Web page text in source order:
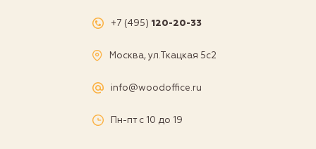
+7 (495) 120-20-33
Москва, ул.Ткацкая 5с2
info@woodoffice.ru
Пн-пт с 10 до 19